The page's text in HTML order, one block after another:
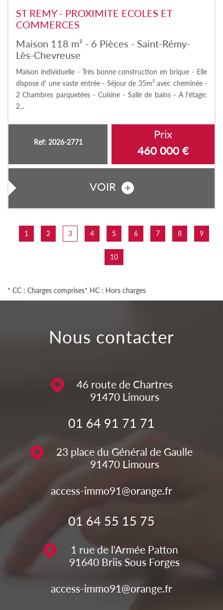
ST REMY - PROXIMITE ECOLES ET
COMMERCES
Maison 118 m² - 6 Pièces - Saint-Rémy-
Lès-Chevreuse
Maison individuelle - Très bonne construction en brique - Elle
dispose d' une vaste entrée - Séjour de 35m² avec cheminée -
2 Chambres parquetées - Cuisine - Salle de bains - A l'étage:
2...
Ref: 2026-2771
Prix
460 000 €
VOIR
1 2 3 4 5 6 7 8 9
10
* CC : Charges comprises* HC : Hors charges
Nous contacter
46 route de Chartres
91470 Limours
01 64 91 71 71
23 place du Général de Gaulle
91470 Limours
access-immo91@orange.fr
01 64 55 15 75
1 rue de l'Armée Patton
91640 Briis Sous Forges
access-immo91@orange.fr